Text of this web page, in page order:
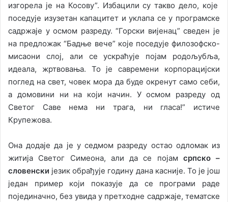
изгорела је на Косову”. Избацили су такво дело, које
поседује изузетан капацитет и уклапа се у програмске
садржаје у осмом разреду. “Горски вијенац” сведен је
на предложак “Бадње вече” које поседује филозофско-
мисаони слој, али се ускраћује појам родољубља,
идеала, жртвовања. То је савремени корпорацијски
поглед на свет, човек мора да буде окренут само себи,
а домовини ни на који начин. У осмом разреду од
Светог Саве нема ни трага, ни гласа!” истиче
Крупежова.
Она додаје да је у седмом разреду остао одломак из
житија Светог Симеона, али да се појам српско –
словенски језик обрађује годину дана касније. То је још
један пример који показује да се програми раде
појединачно, без увида у претходне садржаје, тематске